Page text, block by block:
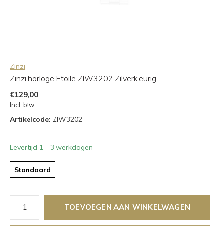
Zinzi
Zinzi horloge Etoile ZIW3202 Zilverkleurig
€129,00
Incl. btw
Artikelcode: ZIW3202
Levertijd 1 - 3 werkdagen
Standaard
TOEVOEGEN AAN WINKELWAGEN